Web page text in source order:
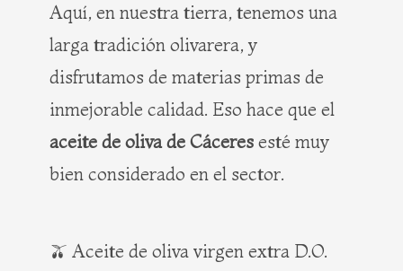
Aquí, en nuestra tierra, tenemos una
larga tradición olivarera, y
disfrutamos de materias primas de
inmejorable calidad. Eso hace que el
aceite de oliva de Cáceres esté muy
bien considerado en el sector.
🫒 Aceite de oliva virgen extra D.O.